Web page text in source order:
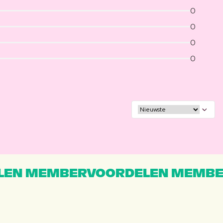
0
0
0
0
MEMBERVOORDELEN